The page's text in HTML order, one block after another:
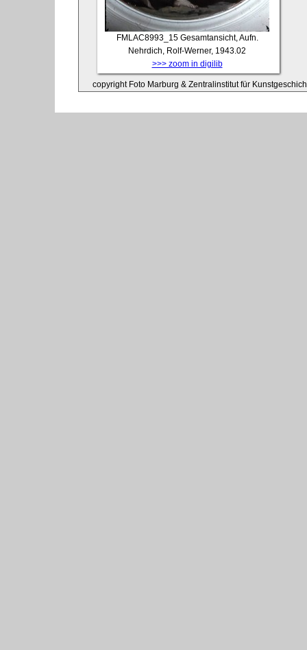
FMLAC8993_15 Gesamtansicht, Aufn.
Nehrdich, Rolf-Werner, 1943.02
>>> zoom in digilib
copyright Foto Marburg & Zentralinstitut für